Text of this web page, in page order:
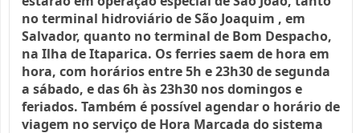
no terminal hidroviário de São Joaquim , em
Salvador, quanto no terminal de Bom Despacho,
na Ilha de Itaparica. Os ferries saem de hora em
hora, com horários entre 5h e 23h30 de segunda
a sábado, e das 6h às 23h30 nos domingos e
feriados. Também é possível agendar o horário de
viagem no serviço de Hora Marcada do sistema